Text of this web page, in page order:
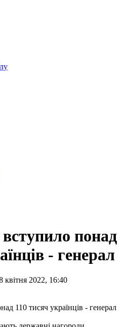
понад
- генерал
квітня 2022, 16:40